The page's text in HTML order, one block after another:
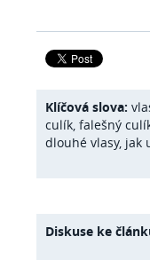
Klíčová slova:
culík, falešný
dlouhé vlasy, jak
Diskuse ke